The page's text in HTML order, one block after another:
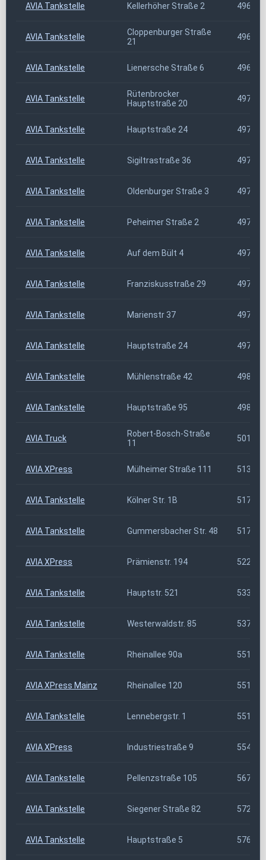
AVIA Tankstelle Kellerhöher Straße 2 49661
AVIA Tankstelle
Cloppenburger Straße
21
49696
AVIA Tankstelle Lienersche Straße 6 49699
AVIA Tankstelle
Rütenbrocker
Hauptstraße 20
49733
AVIA Tankstelle Hauptstraße 24 49751
AVIA Tankstelle Sigiltrastraße 36 49751
AVIA Tankstelle Oldenburger Straße 3 49757
AVIA Tankstelle Peheimer Straße 2 49757
AVIA Tankstelle Auf dem Bült 4 49767
AVIA Tankstelle Franziskusstraße 29 49767
AVIA Tankstelle Marienstr 37 49779
AVIA Tankstelle Hauptstraße 24 49779
AVIA Tankstelle Mühlenstraße 42 49838
AVIA Tankstelle Hauptstraße 95 49846
AVIA Truck
Robert-Bosch-Straße
11
50181
AVIA XPress Mülheimer Straße 111 51375
AVIA Tankstelle Kölner Str. 1B 51766
AVIA Tankstelle Gummersbacher Str. 48 51766
AVIA XPress Prämienstr. 194 52223
AVIA Tankstelle Hauptstr. 521 53347
AVIA Tankstelle Westerwaldstr. 85 53773
AVIA Tankstelle Rheinallee 90a 55120
AVIA XPress Mainz Rheinallee 120 55120
AVIA Tankstelle Lennebergstr. 1 55124
AVIA XPress Industriestraße 9 55487
AVIA Tankstelle Pellenzstraße 105 56743
AVIA Tankstelle Siegener Straße 82 57223
AVIA Tankstelle Hauptstraße 5 57629